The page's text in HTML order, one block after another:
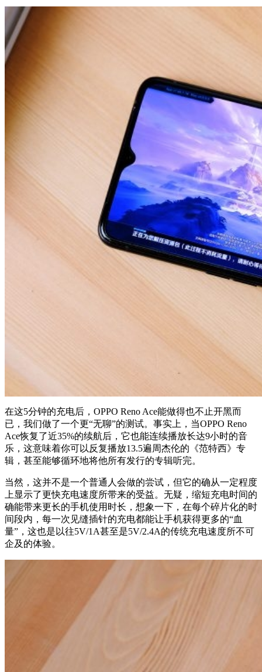
在这5分钟的充电后，OPPO Reno Ace能做得也不止开黑而
已，我们做了一个更“无聊”的测试。事实上，当OPPO Reno
Ace恢复了近35%的续航后，它也能连续播放长达9小时的音
乐，这意味着你可以反复播放13.5遍周杰伦的《范特西》专
辑，甚至能够循环地将他所有发行的专辑听完。
当然，这并不是一个普通人会做的尝试，但它的确从一定程度
上显示了更快充电速度所带来的受益。无疑，缩短充电时间的
确能带来更长的手机使用时长，想象一下，在每个碎片化的时
间段内，每一次见缝插针的充电都能让手机获得更多的“血
量”，这也是以往5V/1A甚至是5V/2.4A的传统充电速度所不可
企及的体验。